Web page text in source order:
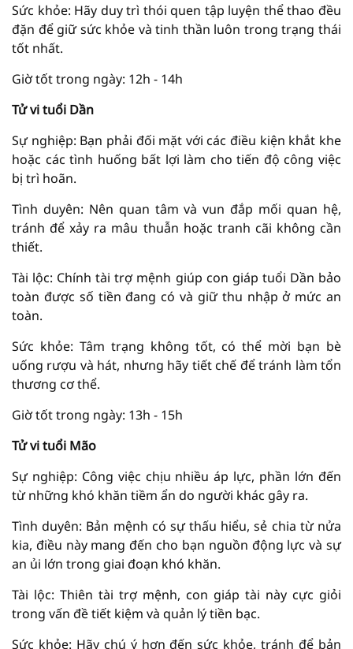
Sức khỏe: Hãy duy trì thói quen tập luyện thể thao đều
đặn để giữ sức khỏe và tinh thần luôn trong trạng thái
tốt nhất.
Giờ tốt trong ngày: 12h - 14h
Tử vi tuổi Dần
Sự nghiệp: Bạn phải đối mặt với các điều kiện khắt khe
hoặc các tình huống bất lợi làm cho tiến độ công việc
bị trì hoãn.
Tình duyên: Nên quan tâm và vun đắp mối quan hệ,
tránh để xảy ra mâu thuẫn hoặc tranh cãi không cần
thiết.
Tài lộc: Chính tài trợ mệnh giúp con giáp tuổi Dần bảo
toàn được số tiền đang có và giữ thu nhập ở mức an
toàn.
Sức khỏe: Tâm trạng không tốt, có thể mời bạn bè
uống rượu và hát, nhưng hãy tiết chế để tránh làm tổn
thương cơ thể.
Giờ tốt trong ngày: 13h - 15h
Tử vi tuổi Mão
Sự nghiệp: Công việc chịu nhiều áp lực, phần lớn đến
từ những khó khăn tiềm ẩn do người khác gây ra.
Tình duyên: Bản mệnh có sự thấu hiểu, sẻ chia từ nửa
kia, điều này mang đến cho bạn nguồn động lực và sự
an ủi lớn trong giai đoạn khó khăn.
Tài lộc: Thiên tài trợ mệnh, con giáp tài này cực giỏi
trong vấn đề tiết kiệm và quản lý tiền bạc.
Sức khỏe: Hãy chú ý hơn đến sức khỏe, tránh để bản